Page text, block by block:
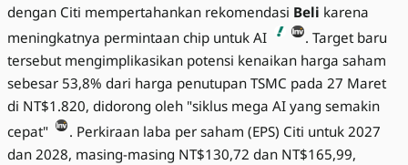
dengan Citi mempertahankan rekomendasi Beli karena
meningkatnya permintaan chip untuk AI
. Target baru
tersebut mengimplikasikan potensi kenaikan harga saham
sebesar 53,8% dari harga penutupan TSMC pada 27 Maret
di NT$1.820, didorong oleh "siklus mega AI yang semakin
cepat"
. Perkiraan laba per saham (EPS) Citi untuk 2027
dan 2028, masing-masing NT$130,72 dan NT$165,99,